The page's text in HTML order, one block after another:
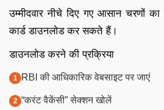
उम्मीदवार नीचे दिए गए आसान चरणों
कार्ड डाउनलोड कर सकते हैं।
डाउनलोड करने की प्रक्रिया
RBI की आधिकारिक वेबसाइट पर जाएं
“करंट वैकेंसी” सेक्शन खोलें